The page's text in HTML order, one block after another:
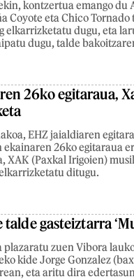
kontzertua emango du
Coyote eta Chico
elkarrizketatu dugu, eta
dugu, talde
26ko egitaraua,
EHZ jaialdiaren
26ko egitaraua
XAK (Paxkal Irigoien)
ditugu.
gasteiztarra
plazaratu zuen Vibora
kide Jorge Gonzalez
eta aritu dira